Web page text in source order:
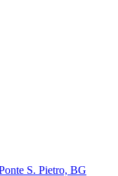
S. Pietro, BG